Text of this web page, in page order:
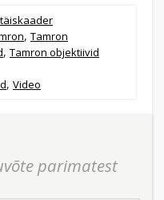
, Tamron
, Tamron objektiivid
, Video
parimatest